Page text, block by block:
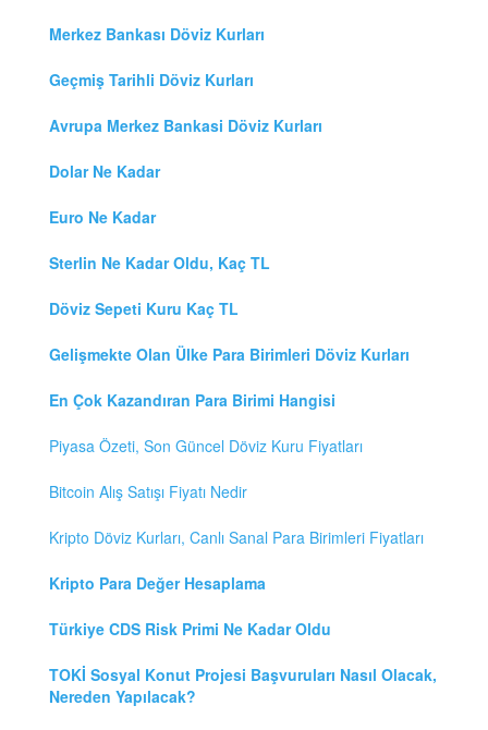
Merkez Bankası Döviz Kurları
Geçmiş Tarihli Döviz Kurları
Avrupa Merkez Bankasi Döviz Kurları
Dolar Ne Kadar
Euro Ne Kadar
Sterlin Ne Kadar Oldu, Kaç TL
Döviz Sepeti Kuru Kaç TL
Gelişmekte Olan Ülke Para Birimleri Döviz Kurları
En Çok Kazandıran Para Birimi Hangisi
Piyasa Özeti, Son Güncel Döviz Kuru Fiyatları
Bitcoin Alış Satışı Fiyatı Nedir
Kripto Döviz Kurları, Canlı Sanal Para Birimleri Fiyatları
Kripto Para Değer Hesaplama
Türkiye CDS Risk Primi Ne Kadar Oldu
TOKİ Sosyal Konut Projesi Başvuruları Nasıl Olacak,
Nereden Yapılacak?